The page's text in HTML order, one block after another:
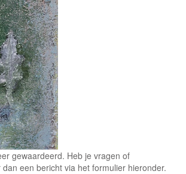
gewaardeerd. Heb je vragen of
een bericht via het formulier hieronder.